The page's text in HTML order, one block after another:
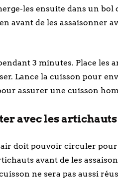
les ensuite dans un bol
avant de les assaisonner
3 minutes. Place les
Lance la cuisson pour
assurer une cuisson
avec les
doit pouvoir circuler
avant de les
ne sera pas aussi